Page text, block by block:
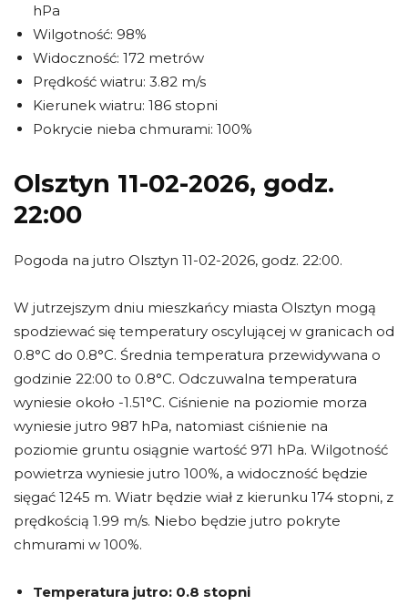
hPa
Wilgotność: 98%
Widoczność: 172 metrów
Prędkość wiatru: 3.82 m/s
Kierunek wiatru: 186 stopni
Pokrycie nieba chmurami: 100%
Olsztyn 11-02-2026, godz.
22:00
Pogoda na jutro Olsztyn 11-02-2026, godz. 22:00.
W jutrzejszym dniu mieszkańcy miasta Olsztyn mogą
spodziewać się temperatury oscylującej w granicach od
0.8°C do 0.8°C. Średnia temperatura przewidywana o
godzinie 22:00 to 0.8°C. Odczuwalna temperatura
wyniesie około -1.51°C. Ciśnienie na poziomie morza
wyniesie jutro 987 hPa, natomiast ciśnienie na
poziomie gruntu osiągnie wartość 971 hPa. Wilgotność
powietrza wyniesie jutro 100%, a widoczność będzie
sięgać 1245 m. Wiatr będzie wiał z kierunku 174 stopni, z
prędkością 1.99 m/s. Niebo będzie jutro pokryte
chmurami w 100%.
Temperatura jutro: 0.8 stopni